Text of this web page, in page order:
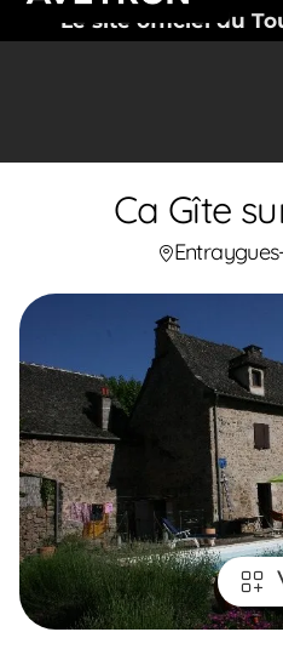
Le site officiel du
Ca Gîte